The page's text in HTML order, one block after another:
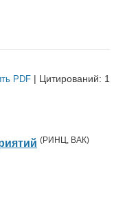
PDF | Цитирований: 1
(РИНЦ, ВАК)